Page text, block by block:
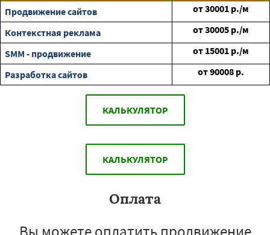
Продвижение сайтов
от30001 р./м
Контекстная реклама
от30005 р./м
SMM - продвижение
от 15001 р./м
Разработка сайтов
от90008 р.
КАЛЬКУЛЯТОР
КАЛЬКУЛЯТОР
Оплата